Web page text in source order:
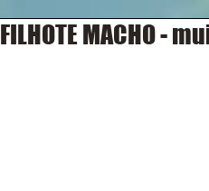
FILHOTE MACHO -